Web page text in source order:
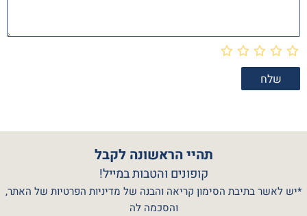
תהיי הראשונה לקבל
קופונים והטבות במייל!
*יש לאשר בתיבת הסימון קריאה והבנה של מדיניות הפרטיות של האתר,
והסכמה לה